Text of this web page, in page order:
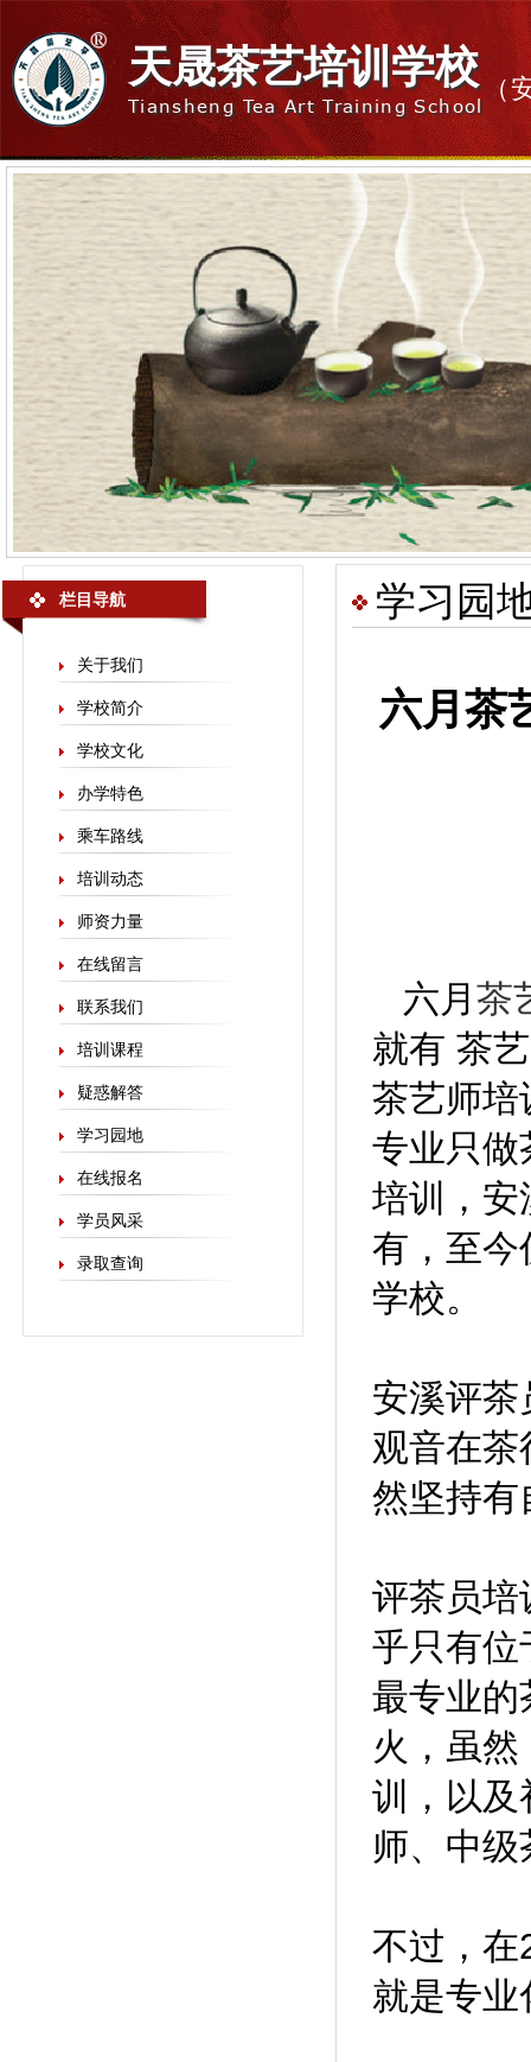
天晟茶艺培训学校
Tiansheng Tea Art Training School
（
栏目导航
关于我们
学校简介
学校文化
办学特色
乘车路线
培训动态
师资力量
在线留言
联系我们
培训课程
疑惑解答
学习园地
在线报名
学员风采
录取查询
学习园
六月茶
六月 茶
就有 茶
茶艺师培
专业只做
培训，安
有，至今
学校。
安溪评茶
观音在茶
然坚持有
评茶员培
乎只有位
最专业
火，虽
训，以及
师、中
不过，在
就是专业